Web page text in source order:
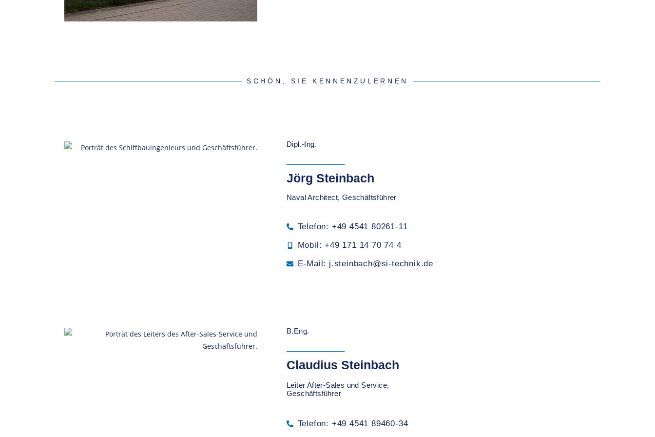
SCHÖN, SIE KENNENZULERNEN
Dipl.-Ing.
Jörg Steinbach
Naval Architect, Geschäftsführer
Telefon: +49 4541 80261-11
Mobil: +49 171 14 70 74 4
E-Mail: j.steinbach@si-technik.de
B.Eng.
Claudius Steinbach
Leiter After-Sales und Service,
Geschäftsführer
Telefon: +49 4541 89460-34